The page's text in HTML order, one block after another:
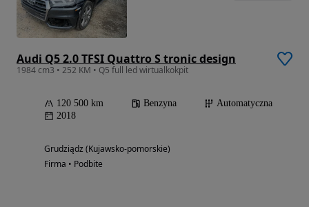
Audi Q5 2.0 TFSI Quattro S tronic design
1984 cm3 • 252 KM • Q5 full led wirtualkokpit
120 500 km Benzyna
Automatyczna
2018
Grudziądz (Kujawsko-pomorskie)
Firma • Podbite